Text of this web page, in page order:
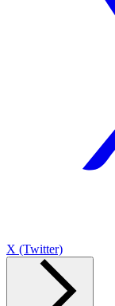
X (Twitter)